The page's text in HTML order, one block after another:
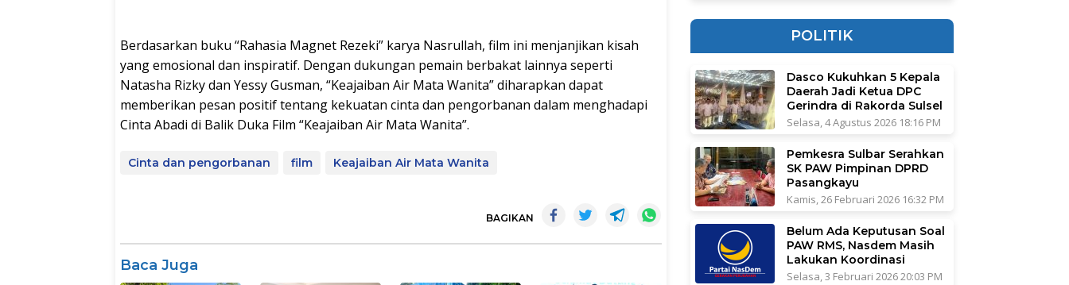
Berdasarkan buku “Rahasia Magnet Rezeki” karya Nasrullah, film ini menjanjikan kisah
yang emosional dan inspiratif. Dengan dukungan pemain berbakat lainnya seperti
Natasha Rizky dan Yessy Gusman, “Keajaiban Air Mata Wanita” diharapkan dapat
memberikan pesan positif tentang kekuatan cinta dan pengorbanan dalam menghadapi
Cinta Abadi di Balik Duka Film “Keajaiban Air Mata Wanita”.
Cinta dan pengorbanan film Keajaiban Air Mata Wanita
BAGIKAN
Baca Juga
POLITIK
Dasco Kukuhkan 5 Kepala
Daerah Jadi Ketua DPC
Gerindra di Rakorda Sulsel
Selasa, 4 Agustus 2026 18:16 PM
Pemkesra Sulbar Serahkan
SK PAW Pimpinan DPRD
Pasangkayu
Kamis, 26 Februari 2026 16:32 PM
Belum Ada Keputusan Soal
PAW RMS, Nasdem Masih
Lakukan Koordinasi
Selasa, 3 Februari 2026 20:03 PM